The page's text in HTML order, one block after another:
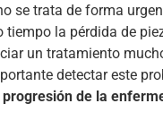
se trata de forma
tiempo la pérdida de
un tratamiento
detectar este
de la